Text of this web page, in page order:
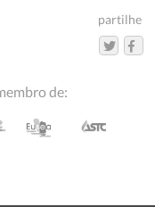
partilhe
de: